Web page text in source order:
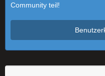
Community teil!